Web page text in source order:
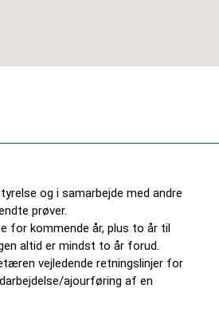
og i samarbejde med andre
prøver.
for kommende år, plus to år til
altid er mindst to år forud.
vejledende retningslinjer for
ajourføring af en